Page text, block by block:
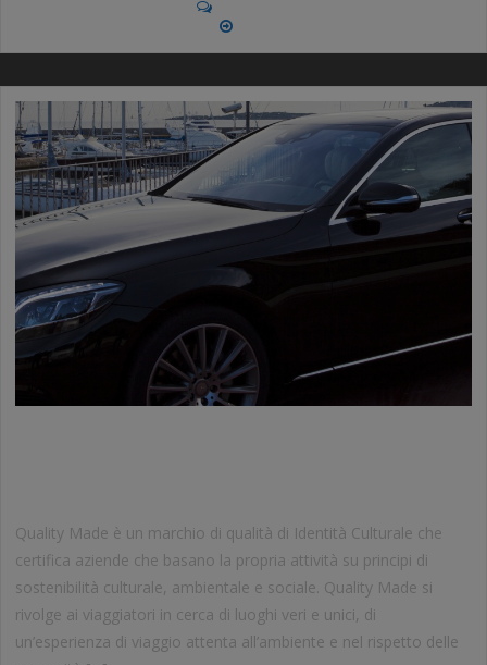
Quality Made è un marchio di qualità di Identità Culturale che
certifica aziende che basano la propria attività su principi di
sostenibilità culturale, ambientale e sociale. Quality Made si
rivolge ai viaggiatori in cerca di luoghi veri e unici, di
un’esperienza di viaggio attenta all’ambiente e nel rispetto delle